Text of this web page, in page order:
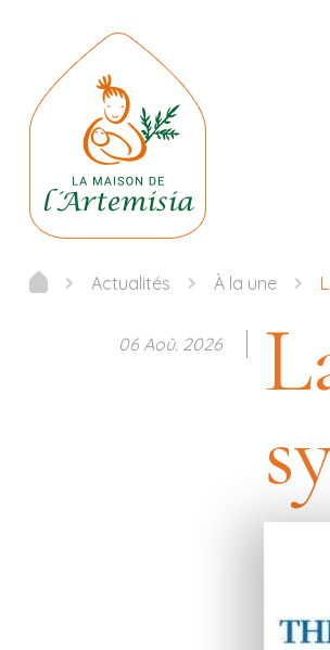
Actualités À la une
06 Aoû. 2026